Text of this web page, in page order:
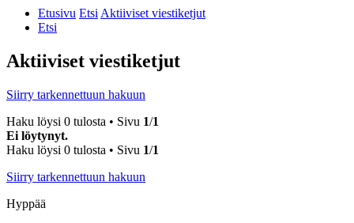
Etusivu EtsiAktiiviset viestiketjut
Etsi
Aktiiviset viestiketjut
Siirry tarkennettuun hakuun
Haku löysi 0 tulosta • Sivu 1/1
Ei löytynyt.
Haku löysi 0 tulosta • Sivu 1/1
Siirry tarkennettuun hakuun
Hyppää